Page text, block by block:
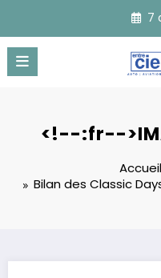
contenu
7
<!--:fr--
Accueil
Bilan des Classic